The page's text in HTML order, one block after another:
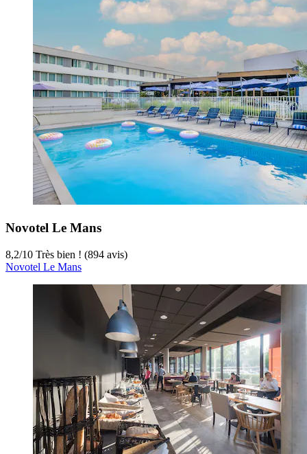
Novotel Le Mans
8,2/10 Très bien ! (894 avis)
Novotel Le Mans